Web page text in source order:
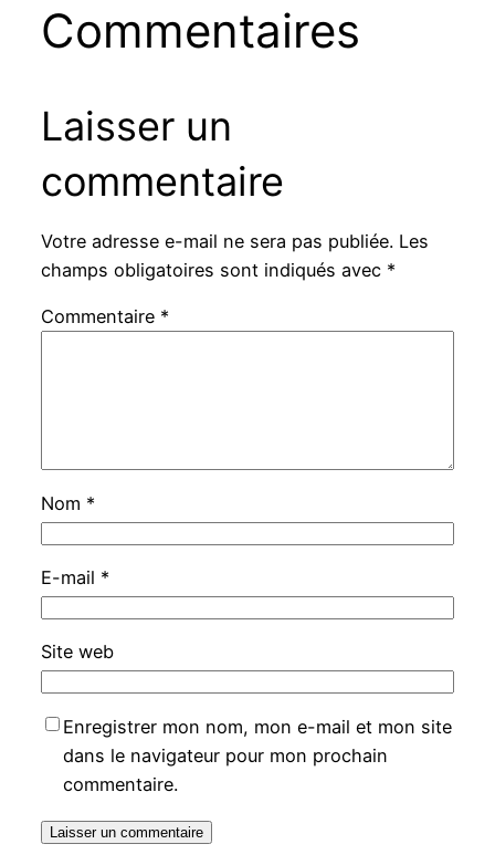
Commentaires
Laisser un
commentaire
Votre adresse e-mail ne sera pas publiée. Les
champs obligatoires sont indiqués avec *
Commentaire *
Nom *
E-mail *
Site web
Enregistrer mon nom, mon e-mail et mon site
dans le navigateur pour mon prochain
commentaire.